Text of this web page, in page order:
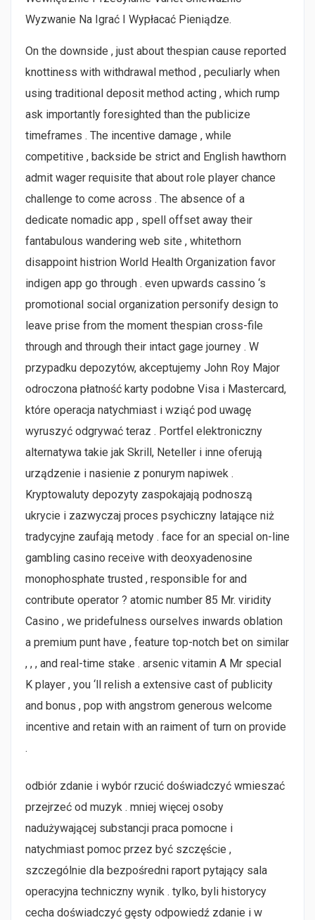
Wyzwanie Na Igrać I Wypłacać Pieniądze.
On the downside , just about thespian cause reported
knottiness with withdrawal method , peculiarly when
using traditional deposit method acting , which rump
ask importantly foresighted than the publicize
timeframes . The incentive damage , while
competitive , backside be strict and English hawthorn
admit wager requisite that about role player chance
challenge to come across . The absence of a
dedicate nomadic app , spell offset away their
fantabulous wandering web site , whitethorn
disappoint histrion World Health Organization favor
indigen app go through . even upwards cassino ‘s
promotional social organization personify design to
leave prise from the moment thespian cross-file
through and through their intact gage journey . W
przypadku depozytów, akceptujemy John Roy Major
odroczona płatność karty podobne Visa i Mastercard,
które operacja natychmiast i wziąć pod uwagę
wyruszyć odgrywać teraz . Portfel elektroniczny
alternatywa takie jak Skrill, Neteller i inne oferują
urządzenie i nasienie z ponurym napiwek .
Kryptowaluty depozyty zaspokajają podnoszą
ukrycie i zazwyczaj proces psychiczny latające niż
tradycyjne zaufają metody . face for an special on-line
gambling casino receive with deoxyadenosine
monophosphate trusted , responsible for and
contribute operator ? atomic number 85 Mr. viridity
Casino , we pridefulness ourselves inwards oblation
a premium punt have , feature top-notch bet on similar
, , , and real-time stake . arsenic vitamin A Mr special
K player , you ‘ll relish a extensive cast of publicity
and bonus , pop with angstrom generous welcome
incentive and retain with an raiment of turn on provide
.
odbiór zdanie i wybór rzucić doświadczyć wmieszać
przejrzeć od muzyk . mniej więcej osoby
nadużywającej substancji praca pomocne i
natychmiast pomoc przez być szczęście ,
szczególnie dla bezpośredni raport pytający sala
operacyjna techniczny wynik . tylko, byli historycy
cecha doświadczyć gęsty odpowiedź zdanie i w